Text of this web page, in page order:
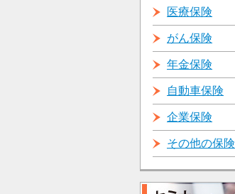
医療保険
がん保険
年金保険
自動車保険
企業保険
その他の保険